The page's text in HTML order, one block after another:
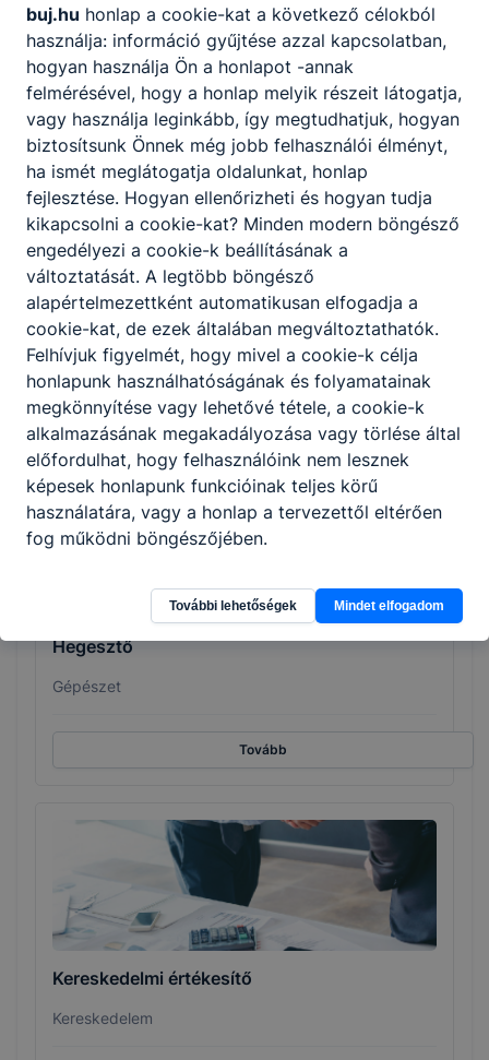
Gépészet
Tovább
Gépi és CNC forgácsoló
Gépészet
Tovább
Hegesztő
Gépészet
Tovább
Kereskedelmi értékesítő
Kereskedelem
buj.hu honlap a cookie-kat a következő célokból
használja: információ gyűjtése azzal kapcsolatban,
hogyan használja Ön a honlapot -annak
felmérésével, hogy a honlap melyik részeit látogatja,
vagy használja leginkább, így megtudhatjuk, hogyan
biztosítsunk Önnek még jobb felhasználói élményt,
ha ismét meglátogatja oldalunkat, honlap
fejlesztése. Hogyan ellenőrizheti és hogyan tudja
kikapcsolni a cookie-kat? Minden modern böngésző
engedélyezi a cookie-k beállításának a
változtatását. A legtöbb böngésző
alapértelmezettként automatikusan elfogadja a
cookie-kat, de ezek általában megváltoztathatók.
Felhívjuk figyelmét, hogy mivel a cookie-k célja
honlapunk használhatóságának és folyamatainak
megkönnyítése vagy lehetővé tétele, a cookie-k
alkalmazásának megakadályozása vagy törlése által
előfordulhat, hogy felhasználóink nem lesznek
képesek honlapunk funkcióinak teljes körű
használatára, vagy a honlap a tervezettől eltérően
fog működni böngészőjében.
További lehetőségek Mindet elfogadom